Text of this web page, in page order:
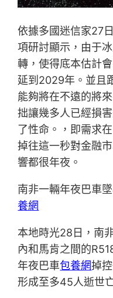
依據多國迷信家27
項研討顯示，由于
轉，使得底本估計
延到2029年。並且
能夠將在不遠的將
拙讓幾多人已經損
了性命。，即需求
掉往這一秒對金融
響都很年夜。
南非一輛年夜巴車
養網
本地時光28日，南
內和馬肯之間的
年夜巴車包養網掉
形成至多45人逝世